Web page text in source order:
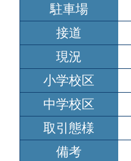
駐車場
接道
現況
小学校区
中学校区
取引態様
備考